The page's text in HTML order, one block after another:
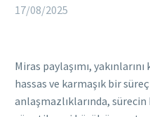
17/08/2025
Miras paylaşımı,
hassas ve karmaşık bir
anlaşmazlıklarında,